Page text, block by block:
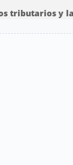
tributarios y